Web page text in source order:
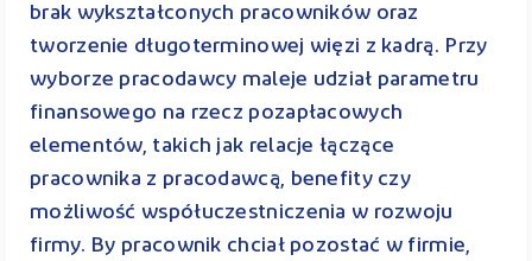
brak wykształconych pracowników oraz
tworzenie długoterminowej więzi z kadrą. Przy
wyborze pracodawcy maleje udział parametru
finansowego na rzecz pozapłacowych
elementów, takich jak relacje łączące
pracownika z pracodawcą, benefity czy
możliwość współuczestniczenia w rozwoju
firmy. By pracownik chciał pozostać w firmie,